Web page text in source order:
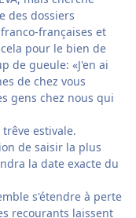
des dossiers
françaises et
pour le bien de
de gueule: «J'en ai
de chez vous
gens chez nous qui
trêve estivale.
de saisir la plus
la date exacte du
s'étendre à perte
recourants laissent